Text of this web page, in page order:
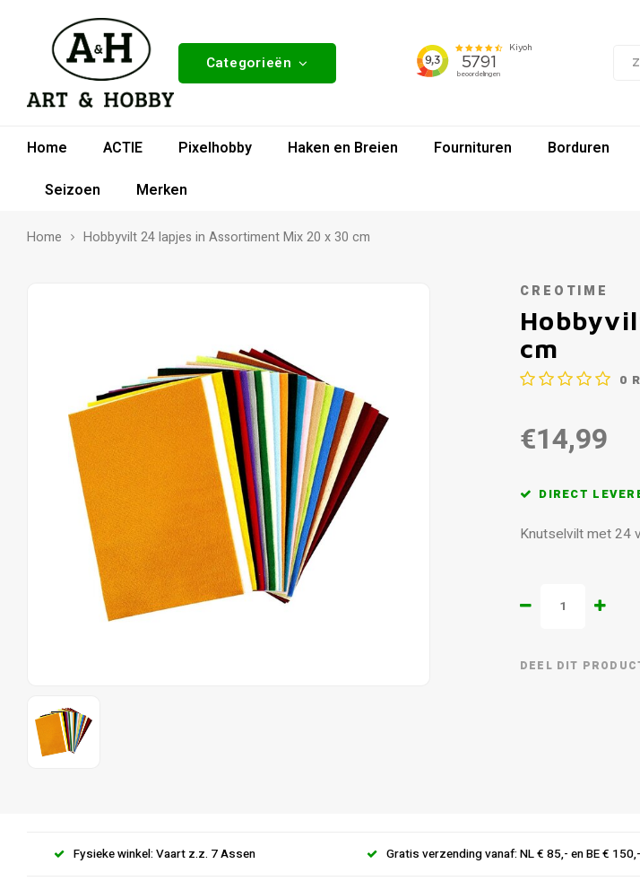
Categorieën
Home ACTIE Pixelhobby Haken en Breien Fournituren Borduren
Seizoen
Merken
Home Hobbyvilt 24 lapjes in Assortiment Mix 20 x 30 cm
CREOTIME
cm
0
€14,99
DIRECT
Knutselvilt met 24
DEEL DIT
Fysieke winkel: Vaart z.z. 7 Assen Gratis verzending vanaf: NL € 85,- en BE € 150,-